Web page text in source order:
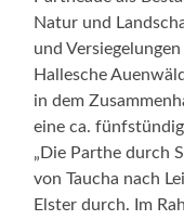
Natur und
und
Hallesche
in dem
eine ca.
„Die Parthe durch
von Taucha nach
Elster durch. Im